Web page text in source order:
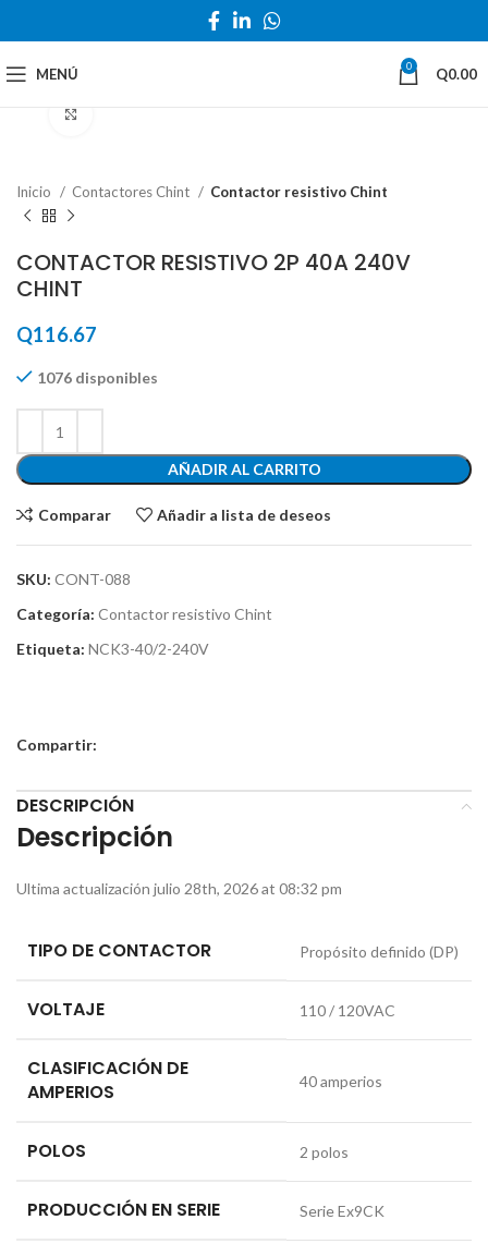
MENÚ 0 Q0.00
Inicio Contactores Chint Contactor resistivo Chint
CONTACTOR RESISTIVO 2P 40A 240V
CHINT
Q116.67
1076 disponibles
AÑADIR AL CARRITO
Comparar Añadir a lista de deseos
SKU: CONT-088
Categoría: Contactor resistivo Chint
Etiqueta: NCK3-40/2-240V
Compartir:
DESCRIPCIÓN
Descripción
Ultima actualización julio 28th, 2026 at 08:32 pm
TIPO DE CONTACTOR Propósito definido (DP)
VOLTAJE 110 / 120VAC
CLASIFICACIÓN DE
AMPERIOS
40 amperios
POLOS 2 polos
PRODUCCIÓN EN SERIE Serie Ex9CK